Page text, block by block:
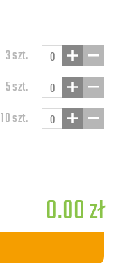
3 szt.
5 szt.
10 szt.
0.00 zł